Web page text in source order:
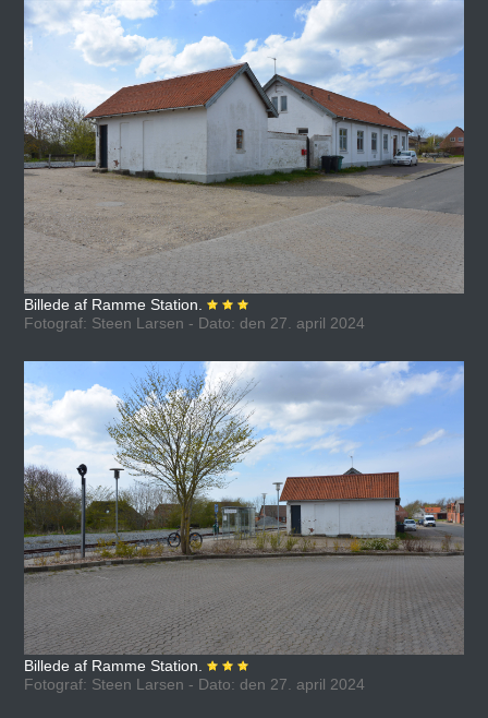
Billede af Ramme Station.
Fotograf: Steen Larsen - Dato: den 27. april 2024
Billede af Ramme Station.
Fotograf: Steen Larsen - Dato: den 27. april 2024